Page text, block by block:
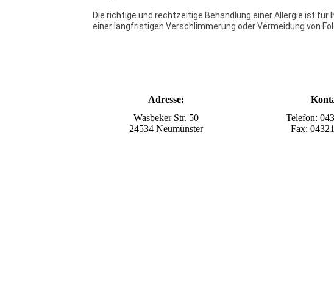
Die richtige und rechtzeitige Behandlung einer Allergie ist
einer langfristigen Verschlimmerung oder Vermeidung von
Adresse:
Wasbeker Str. 50
24534 Neumünster
Telefon:
Fax: